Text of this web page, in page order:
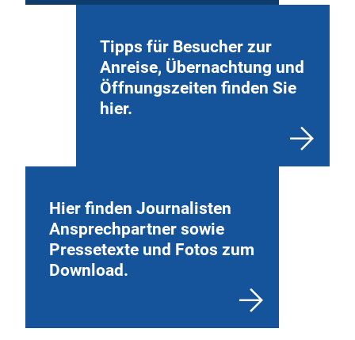
Tipps für Besucher zur
Anreise, Übernachtung und
Öffnungszeiten finden Sie
hier.
Hier finden Journalisten
Ansprechpartner sowie
Pressetexte und Fotos zum
Download.